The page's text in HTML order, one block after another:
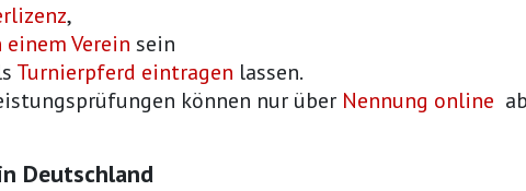
,
Verein sein
Turnierpferd eintragen lassen.
können nur über Nennung online
Deutschland